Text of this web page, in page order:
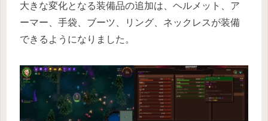
大きな変化となる装備品の追加は、ヘルメット、ア
ーマー、手袋、ブーツ、リング、ネックレスが装備
できるようになりました。